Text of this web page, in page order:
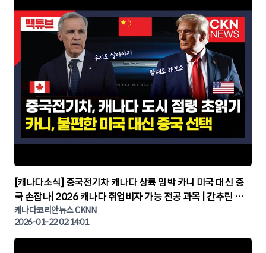
▶
[캐나다소식] 중국전기차 캐나다 상륙 임박 카니 미국 대신 중
국 손잡나| 2026 캐나다 취업비자 가능 전공 과목 | 간추린 캐
나다뉴스 | CKNNEWS, 캐나다코리안뉴스
캐나다코리안뉴스 CKNN
2026-01-22 02:14:01